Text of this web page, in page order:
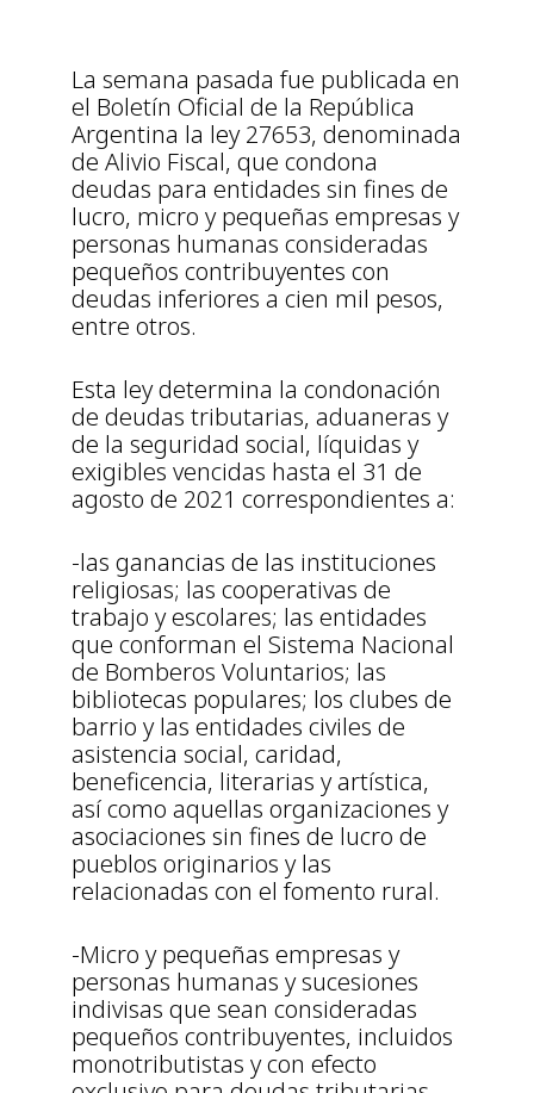
La semana pasada fue publicada en
el Boletín Oficial de la República
Argentina la ley 27653, denominada
de Alivio Fiscal, que condona
deudas para entidades sin fines de
lucro, micro y pequeñas empresas y
personas humanas consideradas
pequeños contribuyentes con
deudas inferiores a cien mil pesos,
entre otros.
Esta ley determina la condonación
de deudas tributarias, aduaneras y
de la seguridad social, líquidas y
exigibles vencidas hasta el 31 de
agosto de 2021 correspondientes a:
-las ganancias de las instituciones
religiosas; las cooperativas de
trabajo y escolares; las entidades
que conforman el Sistema Nacional
de Bomberos Voluntarios; las
bibliotecas populares; los clubes de
barrio y las entidades civiles de
asistencia social, caridad,
beneficencia, literarias y artística,
así como aquellas organizaciones y
asociaciones sin fines de lucro de
pueblos originarios y las
relacionadas con el fomento rural.
-Micro y pequeñas empresas y
personas humanas y sucesiones
indivisas que sean consideradas
pequeños contribuyentes, incluidos
monotributistas y con efecto